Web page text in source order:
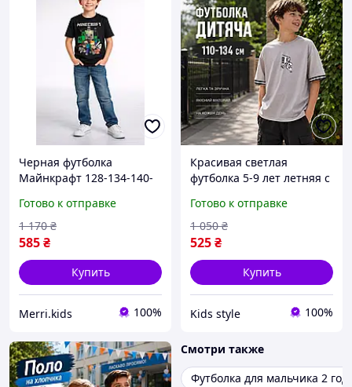
Черная футболка
Майнкрафт 128-134-140-
детские футболки
Minecraft Creeper хлопок
на лето 8-9-10-11-12 лет
Готово к отправке
585₴
1 170 ₴
Купить
Merri.kids 100%
Красивая светлая
футболка 5-9 лет летняя с
мальчиков, детские
трикотажные футболки
принт надпись на спине
Готово к отправке
525₴
1 050 ₴
Купить
Kids style 100%
Смотри также
Футболка для мальчика 2